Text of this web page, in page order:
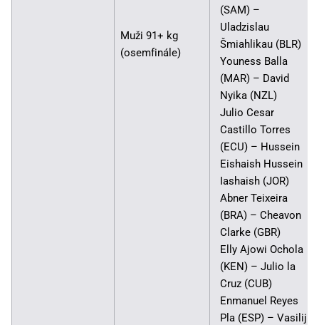
Muži 91+ kg
(osemfinále)
(SAM) –
Uladzislau
Šmiahlikau (BLR)
Youness Balla
(MAR) – David
Nyika (NZL)
Julio Cesar
Castillo Torres
(ECU) – Hussein
Eishaish Hussein
Iashaish (JOR)
Abner Teixeira
(BRA) – Cheavon
Clarke (GBR)
Elly Ajowi Ochola
(KEN) – Julio la
Cruz (CUB)
Enmanuel Reyes
Pla (ESP) – Vasilij